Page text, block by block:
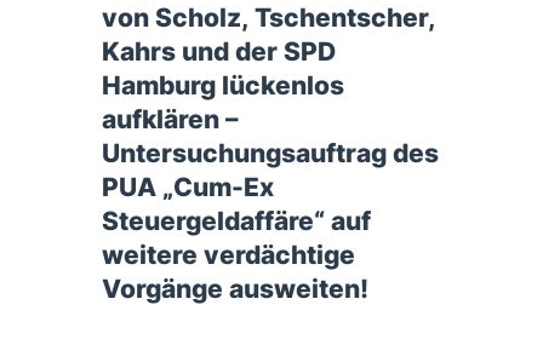
von Scholz, Tschentscher,
Kahrs und der SPD
Hamburg lückenlos
aufklären –
Untersuchungsauftrag des
PUA „Cum-Ex
Steuergeldaffäre“ auf
weitere verdächtige
Vorgänge ausweiten!